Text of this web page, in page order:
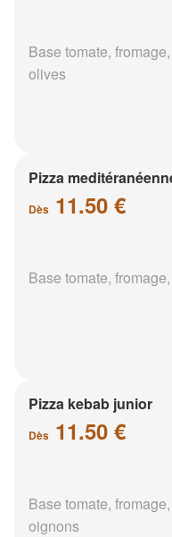
Base tomate,
olives
Pizza
Dès 11.50 €
Base tomate,
Pizza kebab junior
Dès 11.50 €
Base tomate,
oignons